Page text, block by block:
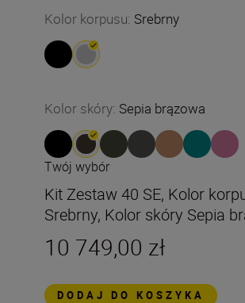
Kolor korpusu: Srebrny
Kolor skóry: Sepia brązowa
Twój wybór
Kit Zestaw 40 SE, Kolor
Srebrny, Kolor skóry Sepia
10 749,00 zł
DODAJ DO KOSZYKA